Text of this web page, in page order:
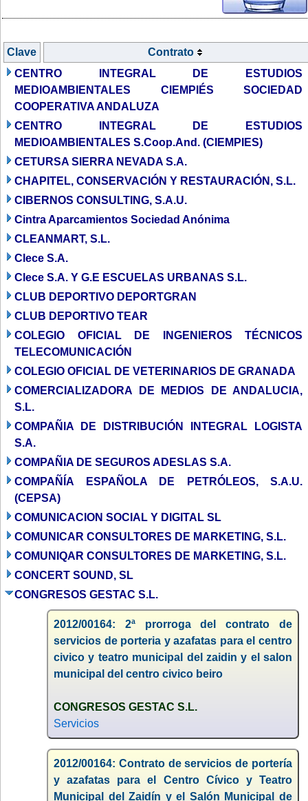
Clave
Contrato
CENTRO INTEGRAL DE ESTUDIOS
MEDIOAMBIENTALES CIEMPIÉS SOCIEDAD
COOPERATIVA ANDALUZA
CENTRO INTEGRAL DE ESTUDIOS
MEDIOAMBIENTALES S.Coop.And. (CIEMPIES)
CETURSA SIERRA NEVADA S.A.
CHAPITEL, CONSERVACIÓN Y RESTAURACIÓN, S.L.
CIBERNOS CONSULTING, S.A.U.
Cintra Aparcamientos Sociedad Anónima
CLEANMART, S.L.
Clece S.A.
Clece S.A. Y G.E ESCUELAS URBANAS S.L.
CLUB DEPORTIVO DEPORTGRAN
CLUB DEPORTIVO TEAR
COLEGIO OFICIAL DE INGENIEROS TÉCNICOS
TELECOMUNICACIÓN
COLEGIO OFICIAL DE VETERINARIOS DE GRANADA
COMERCIALIZADORA DE MEDIOS DE ANDALUCIA,
S.L.
COMPAÑIA DE DISTRIBUCIÓN INTEGRAL LOGISTA
S.A.
COMPAÑIA DE SEGUROS ADESLAS S.A.
COMPAÑÍA ESPAÑOLA DE PETRÓLEOS, S.A.U.
(CEPSA)
COMUNICACION SOCIAL Y DIGITAL SL
COMUNICAR CONSULTORES DE MARKETING, S.L.
COMUNIQAR CONSULTORES DE MARKETING, S.L.
CONCERT SOUND, SL
CONGRESOS GESTAC S.L.
2012/00164: 2ª prorroga del contrato de
servicios de porteria y azafatas para el centro
civico y teatro municipal del zaidin y el salon
municipal del centro civico beiro
CONGRESOS GESTAC S.L.
Servicios
2012/00164: Contrato de servicios de portería
y azafatas para el Centro Cívico y Teatro
Municipal del Zaidín y el Salón Municipal de